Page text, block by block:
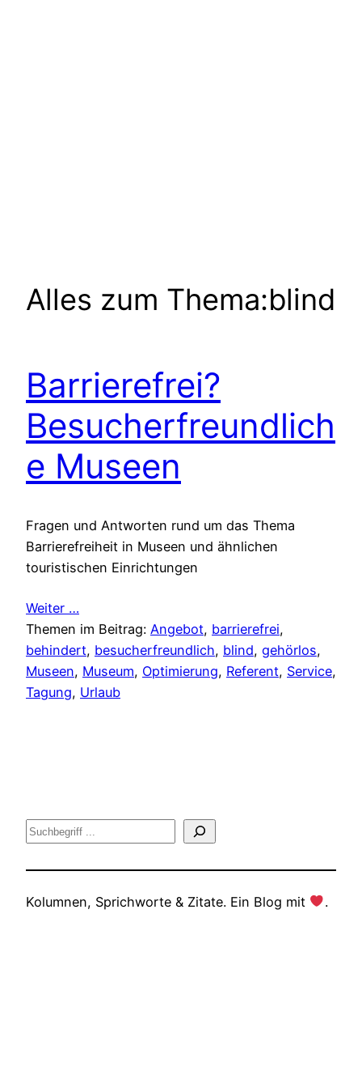
Alles zum Thema:blind
Barrierefrei?
Besucherfreundlich
e Museen
Fragen und Antworten rund um das Thema
Barrierefreiheit in Museen und ähnlichen
touristischen Einrichtungen
Weiter …
Themen im Beitrag: Angebot, barrierefrei
behindert, besucherfreundlich, blind, gehörlos
Museen, Museum, Optimierung, Referent, Service
Tagung, Urlaub
Suche
Kolumnen, Sprichworte & Zitate. Ein Blog mit .